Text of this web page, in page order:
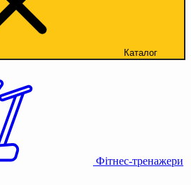
Каталог
Фітнес-тренажери